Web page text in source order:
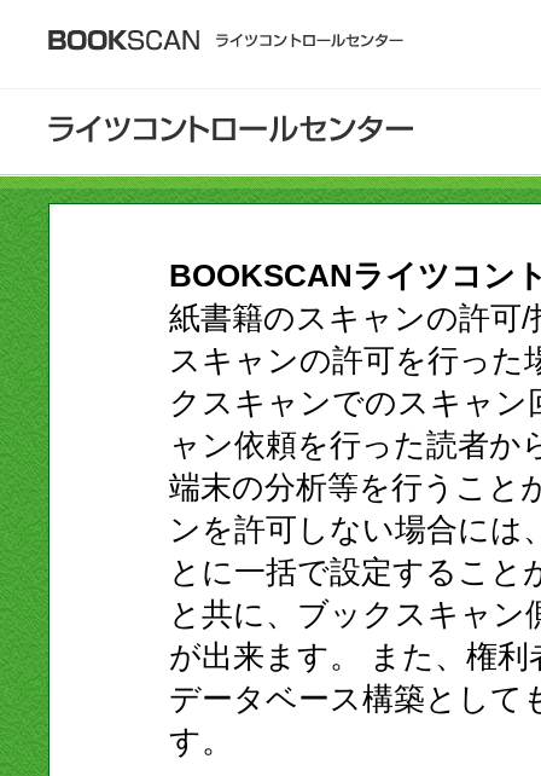
BOOKSCANライツコン
紙書籍のスキャンの許可
スキャンの許可を行った
クスキャンでのスキャン
ャン依頼を行った読者か
端末の分析等を行うこと
ンを許可しない場合には
とに一括で設定すること
と共に、ブックスキャン
が出来ます。 また、権
データベース構築として
す。